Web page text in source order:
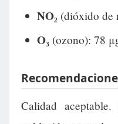
NO₂ (dióxido de
O₃ (ozono): 78
Calidad